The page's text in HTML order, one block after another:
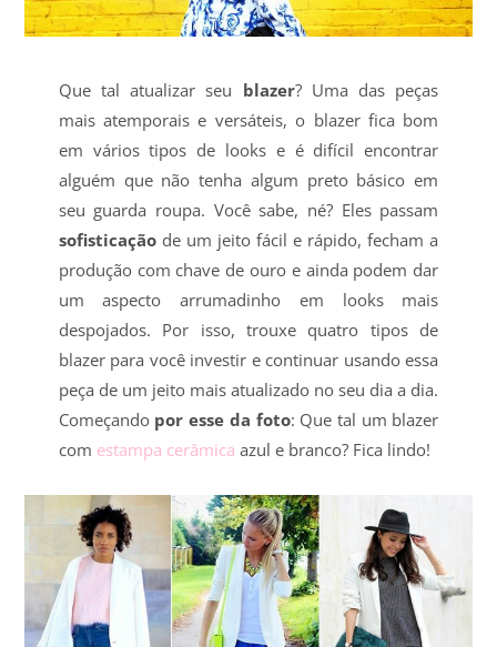
Que tal atualizar seu blazer? Uma das peças
mais atemporais e versáteis, o blazer fica bom
em vários tipos de looks e é difícil encontrar
alguém que não tenha algum preto básico em
seu guarda roupa. Você sabe, né? Eles passam
sofisticaçãode um jeito fácil e rápido, fecham a
produção com chave de ouro e ainda podem dar
um aspecto arrumadinho em looks mais
despojados. Por isso, trouxe quatro tipos de
blazer para você investir e continuar usando essa
peça de um jeito mais atualizado no seu dia a dia.
Começando por esse da foto: Que tal um blazer
com estampa cerâmica azul e branco? Fica lindo!